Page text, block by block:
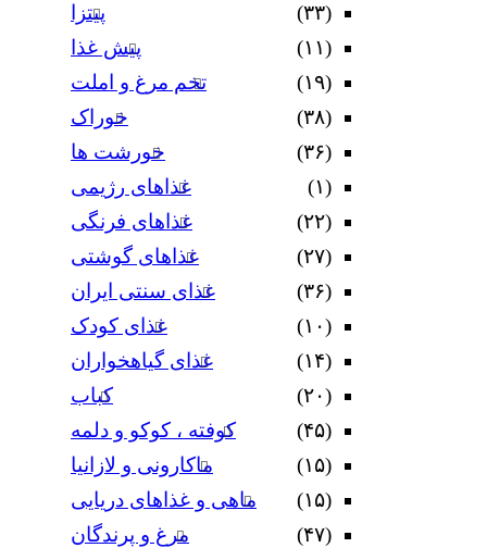
پیتزا
(۳۳)
پیش غذا
(۱۱)
تخم مرغ و املت
(۱۹)
خوراک
(۳۸)
خورشت ها
(۳۶)
غذاهای رژیمی
(۱)
غذاهای فرنگی
(۲۲)
غذاهای گوشتی
(۲۷)
غذای سنتی ایران
(۳۶)
غذای کودک
(۱۰)
غذای گیاهخواران
(۱۴)
کباب
(۲۰)
کوفته ، کوکو و دلمه
(۴۵)
ماکارونی و لازانیا
(۱۵)
ماهی و غذاهای دریایی
(۱۵)
مرغ و پرندگان
(۴۷)